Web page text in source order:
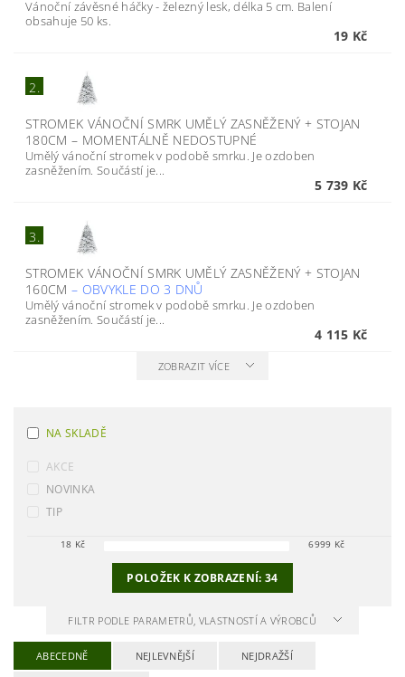
Vánoční závěsné háčky - železný lesk, délka 5 cm. Balení
obsahuje 50 ks.
19 Kč
2.
STROMEK VÁNOČNÍ SMRK UMĚLÝ ZASNĚŽENÝ + STOJAN
180CM– MOMENTÁLNĚ NEDOSTUPNÉ
Umělý vánoční stromek v podobě smrku. Je ozdoben
zasněžením. Součástí je...
5 739 Kč
3.
STROMEK VÁNOČNÍ SMRK UMĚLÝ ZASNĚŽENÝ + STOJAN
160CM– OBVYKLE DO 3 DNŮ
Umělý vánoční stromek v podobě smrku. Je ozdoben
zasněžením. Součástí je...
4 115 Kč
ZOBRAZIT VÍCE
NA SKLADĚ
AKCE
NOVINKA
TIP
18 Kč 6999 Kč
POLOŽEK K ZOBRAZENÍ:34
FILTR PODLE PARAMETRŮ, VLASTNOSTÍ A VÝROBCŮ
ABECEDNĚ NEJLEVNĚJŠÍ NEJDRAŽŠÍ